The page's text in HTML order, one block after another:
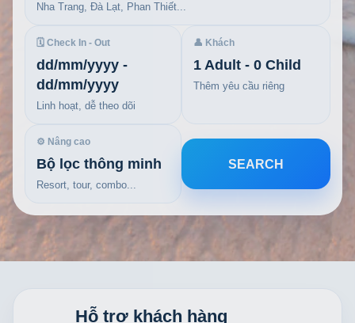
Nha Trang, Đà Lạt, Phan Thiết...
🗓 Check In - Out
dd/mm/yyyy -
dd/mm/yyyy
Linh hoạt, dễ theo dõi
👤 Khách
1 Adult - 0 Child
Thêm yêu cầu riêng
⚙ Nâng cao
Bộ lọc thông minh
Resort, tour, combo...
SEARCH
Hỗ trợ khách hàng